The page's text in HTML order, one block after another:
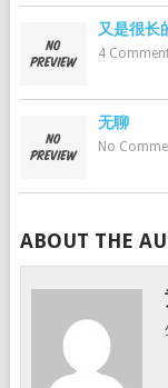
又是很长
4
无聊
No
ABOUT THE